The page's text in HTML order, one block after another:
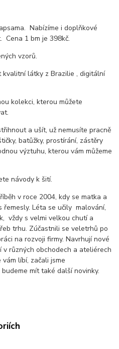
Nabízíme i doplňkové
Cena 1 bm je 398kč.
vzorů.
kvalitní látky z Brazilie , digitální
kolekci, kterou můžete
a ušít, už nemusíte pracně
batůžky, prostírání, zástěry
výztuhu, kterou vám můžeme
návody k šití.
v roce 2004, kdy se matka a
Léta se učily malování,
vždy s velmi velkou chutí a
trhu. Zúčastnili se veletrhů po
na rozvoji firmy. Navrhují nové
různých obchodech a ateliérech
líbí, začali jsme
mít také další novinky.